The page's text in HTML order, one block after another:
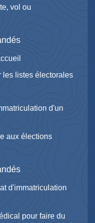
vol ou
les listes électorales
d'un
aux élections
d'immatriculation
pour faire du